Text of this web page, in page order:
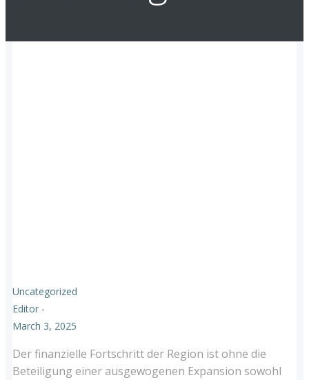
Uncategorized
Editor -
March 3, 2025
Der finanzielle Fortschritt der Region ist ohne die
Beteiligung einer ausgewogenen Expansion sowohl